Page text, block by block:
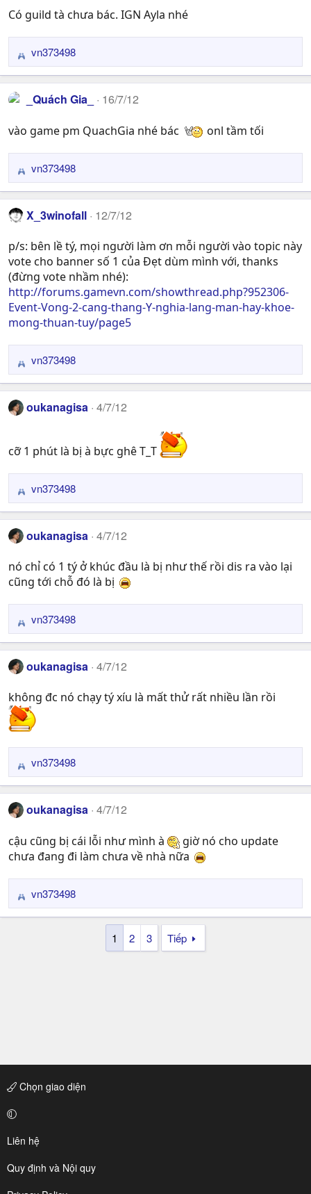
i
s
:
Có guild tà chưa bác. IGN Ayla nhé
R
e
a
c
i
s
:
vn373498
_Quách Gia_ 16/7/12
vào game pm QuachGia nhé bác onl tầm tối
R
e
a
c
i
o
n
s
:
vn373498
X_3winofall 12/7/12
p/s: bên lề tý, mọi người làm ơn mỗi người vào topic này
vote cho banner số 1 của Đẹt dùm mình với, thanks
(đừng vote nhầm nhé):
http://forums.gamevn.com/showthread.php?952306-
Event-Vong-2-cang-thang-Y-nghia-lang-man-hay-khoe-
mong-thuan-tuy/page5
R
e
a
c
o
vn373498
oukanagisa 4/7/12
cỡ 1 phút là bị à bực ghê T_T
R
e
a
c
i
o
vn373498
oukanagisa 4/7/12
nó chỉ có 1 tý ở khúc đầu là bị như thế rồi dis ra vào lại
cũng tới chỗ đó là bị
R
e
a
c
i
o
n
vn373498
oukanagisa 4/7/12
không đc nó chạy tý xíu là mất thử rất nhiều lần rồi
R
e
a
c
i
o
vn373498
oukanagisa 4/7/12
cậu cũng bị cái lỗi như mình à
giờ nó cho update
chưa đang đi làm chưa về nhà nữa
R
e
vn373498
1 2 3 Tiếp
Chọn giao diện
Liên hệ
Quy định và Nội quy